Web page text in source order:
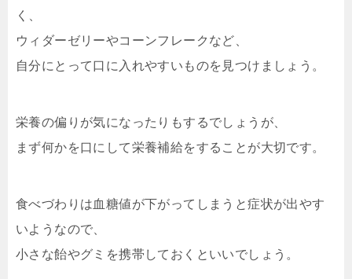
く、
ウィダーゼリーやコーンフレークなど、
自分にとって口に入れやすいものを見つけましょう。
栄養の偏りが気になったりもするでしょうが、
まず何かを口にして栄養補給をすることが大切です。
食べづわりは血糖値が下がってしまうと症状が出やす
いようなので、
小さな飴やグミを携帯しておくといいでしょう。